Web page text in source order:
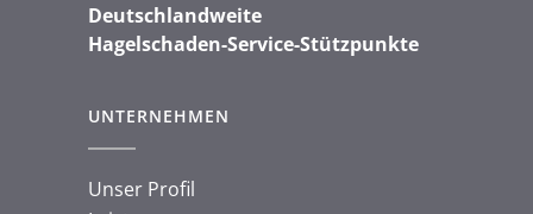
Deutschlandweite
Hagelschaden-Service-Stützpunkte
UNTERNEHMEN
Unser Profil